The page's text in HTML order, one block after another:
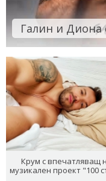
Галин и Диона
Крум с впечатляващ
музикален проект "100